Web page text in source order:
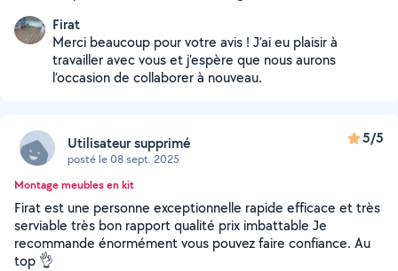
Firat
Merci beaucoup pour votre avis ! J’ai eu plaisir à
travailler avec vous et j’espère que nous aurons
l’occasion de collaborer à nouveau.
Utilisateur supprimé
posté le 08 sept. 2025
5/5
Montage meubles en kit
Firat est une personne exceptionnelle rapide efficace et très
serviable très bon rapport qualité prix imbattable Je
recommande énormément vous pouvez faire confiance. Au
top 👌